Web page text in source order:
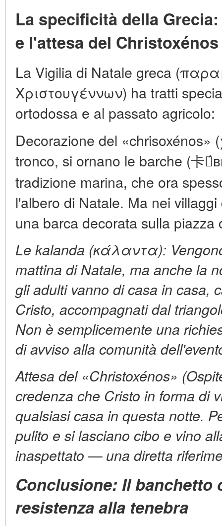
La specificità della
e l'attesa del Christoxénos
La Vigilia di Natale greca
Χριστουγέννων) ha tratti
ortodossa e al passato agricolo:
Decorazione del «chrisoxénos»
tronco, si ornano le barche (卡
tradizione marina, che ora
l'albero di Natale. Ma nei
una barca decorata sulla piazza
Le kalanda (κάλαντα):
mattina di Natale, ma anche la
gli adulti vanno di casa in casa,
Cristo, accompagnati dal
Non è semplicemente una
di avviso alla comunità
Attesa del «Christoxénos»
credenza che Cristo in forma di
qualsiasi casa in questa notte.
pulito e si lasciano cibo e vino
inaspettato — una diretta
Conclusione: Il banchetto
resistenza alla tenebra